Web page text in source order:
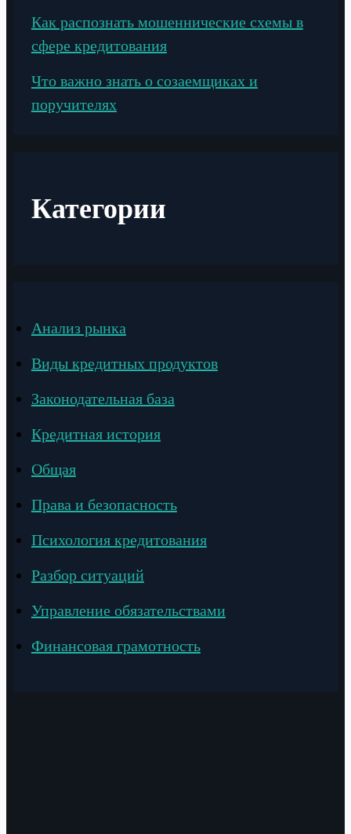
Как распознать мошеннические схемы в
сфере кредитования
Что важно знать о созаемщиках и
поручителях
Категории
Анализ рынка
Виды кредитных продуктов
Законодательная база
Кредитная история
Общая
Права и безопасность
Психология кредитования
Разбор ситуаций
Управление обязательствами
Финансовая грамотность